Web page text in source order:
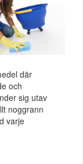
där
och
sig utav
noggrann
varje